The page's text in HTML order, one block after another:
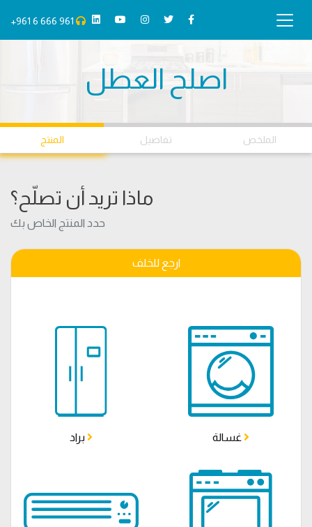
+961 6 666 961
اصلح العطل
01
المنتج
02
تفاصيل
03
الملخص
ماذا تريد أن تصلّح؟
حدد المنتج الخاص بك
ارجع للخلف